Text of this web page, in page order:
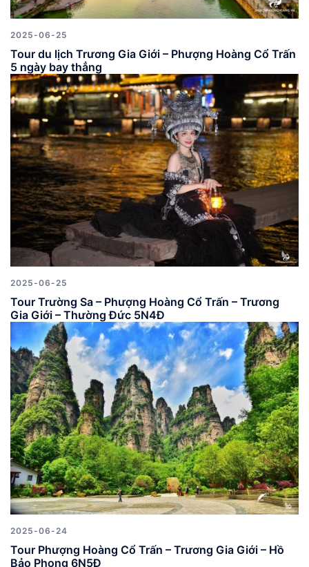
2025-06-25
Tour du lịch Trương Gia Giới – Phượng Hoàng Cổ Trấn
5 ngày bay thẳng
2025-06-25
Tour Trường Sa – Phượng Hoàng Cổ Trấn – Trương
Gia Giới – Thường Đức 5N4Đ
2025-06-24
Tour Phượng Hoàng Cổ Trấn – Trương Gia Giới – Hồ
Bảo Phong 6N5Đ